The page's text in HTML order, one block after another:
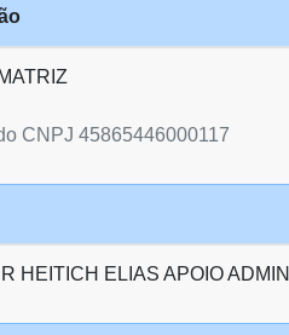
CNPJ 45865446000117
HEITICH ELIAS APOIO